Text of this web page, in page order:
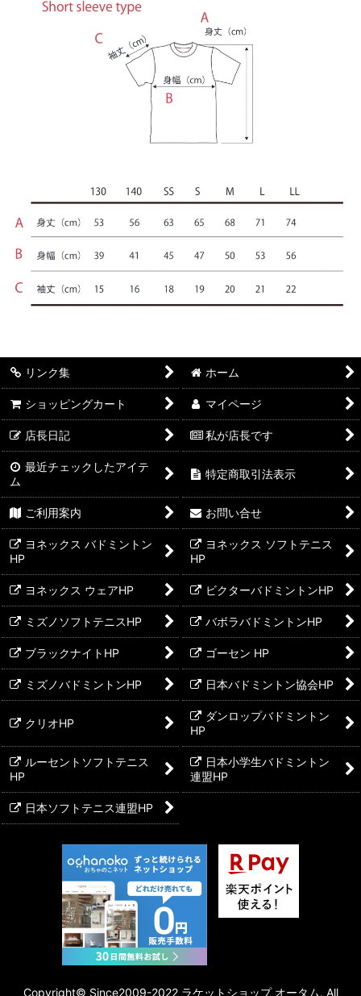
リンク集 ホーム
ショッピングカート マイページ
店長日記 私が店長です
最近チェックしたアイテ
ム
特定商取引法表示
ご利用案内 お問い合せ
ヨネックス バドミントン
HP
ヨネックス ソフトテニス
HP
ヨネックス ウェアHP ビクターバドミントンHP
ミズノソフトテニスHP バボラバドミントンHP
ブラックナイトHP ゴーセン HP
ミズノバドミントンHP 日本バドミントン協会HP
クリオHP
ダンロップバドミントン
HP
ルーセントソフトテニス
HP
日本小学生バドミントン
連盟HP
日本ソフトテニス連盟HP
Copyright©︎ Since2009-2022 ラケットショップ オータム. All